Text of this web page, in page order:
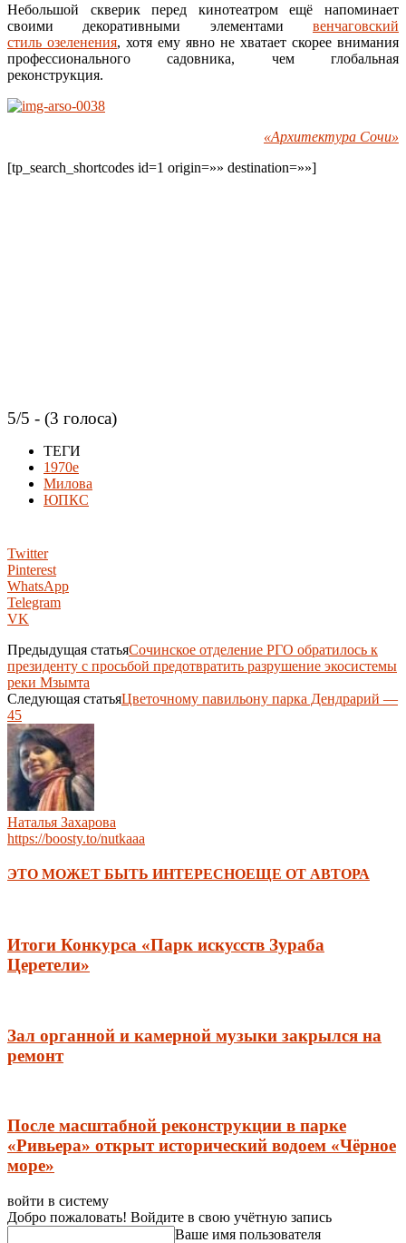
Небольшой скверик перед кинотеатром ещё напоминает
своими декоративными элементами венчаговский
стиль озеленения, хотя ему явно не хватает скорее внимания
профессионального садовника, чем глобальная
реконструкция.
«Архитектура Сочи»
[tp_search_shortcodes id=1 origin=»» destination=»»]
5/5 - (3 голоса)
ТЕГИ
1970е
Милова
ЮПКС
Twitter
Pinterest
WhatsApp
Telegram
VK
Предыдущая статьяСочинское отделение РГО обратилось к
президенту с просьбой предотвратить разрушение экосистемы
реки Мзымта
Следующая статьяЦветочному павильону парка Дендрарий —
45
Наталья Захарова
https://boosty.to/nutkaaa
ЭТО МОЖЕТ БЫТЬ ИНТЕРЕСНОЕЩЕ ОТ АВТОРА
Итоги Конкурса «Парк искусств Зураба
Церетели»
Зал органной и камерной музыки закрылся на
ремонт
После масштабной реконструкции в парке
«Ривьера» открыт исторический водоем «Чёрное
море»
войти в систему
Добро пожаловать! Войдите в свою учётную запись
Ваше имя пользователя